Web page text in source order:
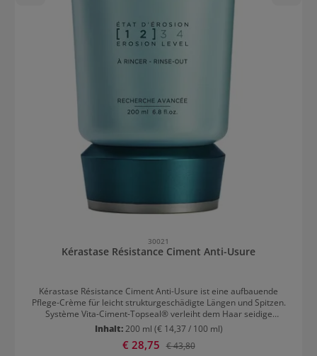
30021
Kérastase Résistance Ciment Anti-Usure
Kérastase Résistance Ciment Anti-Usure ist eine aufbauende
Pflege-Crème für leicht strukturgeschädigte Längen und Spitzen.
Système Vita-Ciment-Topseal® verleiht dem Haar seidige
Geschmeidigkeit. Verleiht dem Haar Kraft und schützt vor
Haarbruch.Pro-Keratin: Protein, das die Funktion von Keratin
übernimmt und das Haar wieder aufbautCeramid: Stellt den
Inhalt:200 ml (€ 14,37 / 100 ml)
Verkaufspreis:
€ 28,75 Regulärer Preis:
€ 43,80